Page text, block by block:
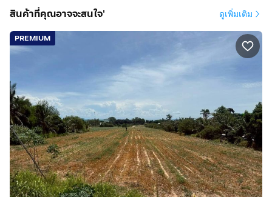
- นายหน้า 3% จากราคาขายจริง
▪︎สนใจติดต่อ : (เจ้าของขายเอง)
กดเพื่อดูเบอร์โทร xxxxxx898
(คุณเพชร)
กดเพื่อดูเบอร์โทร xxxxxx294(คุณอี๊ด)
สินค้าที่คุณอาจจะสนใจ' ดูเพิ่มเติม
PREMIUM